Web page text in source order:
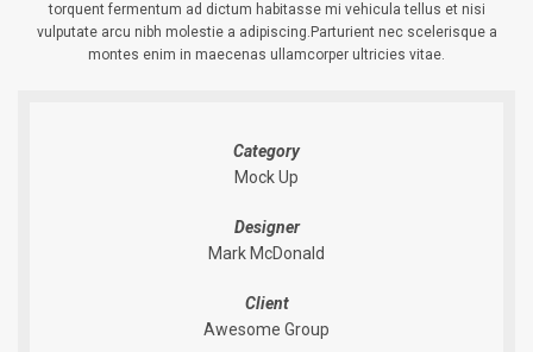
torquent fermentum ad dictum habitasse mi vehicula tellus et nisi
vulputate arcu nibh molestie a adipiscing.Parturient nec scelerisque a
montes enim in maecenas ullamcorper ultricies vitae.
Category
Mock Up
Designer
Mark McDonald
Client
Awesome Group